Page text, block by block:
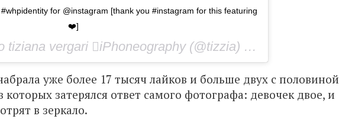
for @instagram [thank you #instagram for this featuring
❤️]
Фото опубликовано tiziana vergari iPhoneography (@tizzia)
Мар 6 2016 в 1:47 PST
уже более 17 тысяч лайков и больше двух с половиной
затерялся ответ самого фотографа: девочек двое, и
в зеркало.